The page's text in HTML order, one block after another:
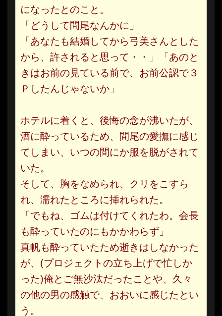
になったとのこと。
「どうして間尾なんかに」
「あなたも結婚してから弓美さんとした
から、許されると思って・・」「あのと
きはお前の見ている前で、お前公認で３
Ｐしたんじゃないか」
ホテルに着くと、後悔の念が沸いたが、
酒に酔っているため、間尾の愛撫に感じ
てしまい、いつの間にか服を脱がされて
いた。
そして、胸をなめられ、クリをこすら
れ、濡れたところに挿れられた。
「でもね、ゴムは付けてくれたわ。会長
も酔っていたのにもかかわらず」
真帆も酔っていたため逝きはしなかった
が、(プロジェクトの立ち上げで忙しか
った)俺とご無沙汰だったことや、久々
の他の男の感触で、おおいに感じたとい
う。